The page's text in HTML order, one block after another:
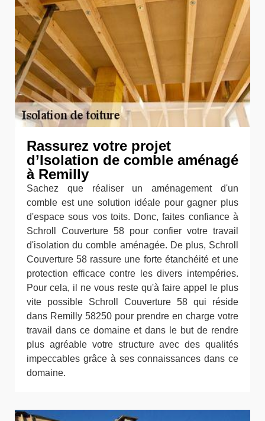
Rassurez votre projet
d’Isolation de comble aménagé
à Remilly
Sachez que réaliser un aménagement d'un
comble est une solution idéale pour gagner plus
d'espace sous vos toits. Donc, faites confiance à
Schroll Couverture 58 pour confier votre travail
d'isolation du comble aménagée. De plus, Schroll
Couverture 58 rassure une forte étanchéité et une
protection efficace contre les divers intempéries.
Pour cela, il ne vous reste qu'à faire appel le plus
vite possible Schroll Couverture 58 qui réside
dans Remilly 58250 pour prendre en charge votre
travail dans ce domaine et dans le but de rendre
plus agréable votre structure avec des qualités
impeccables grâce à ses connaissances dans ce
domaine.